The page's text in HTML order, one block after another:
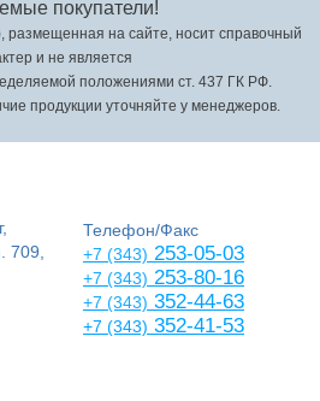
покупатели!
на сайте, носит справочный
и не является
положениями ст. 437 ГК РФ.
продукции уточняйте у менеджеров.
709,
Телефон/Факс
+7 (343) 253-05-03
+7 (343) 253-80-16
+7 (343) 352-44-63
+7 (343) 352-41-53